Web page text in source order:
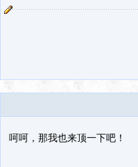
呵呵，那我也来顶一下吧！